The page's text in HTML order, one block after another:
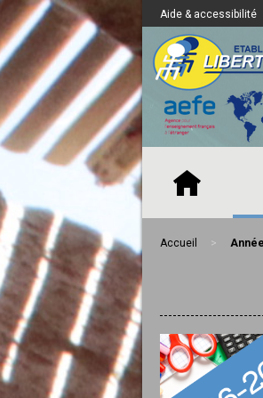
Aide & accessibilité
Accueil >